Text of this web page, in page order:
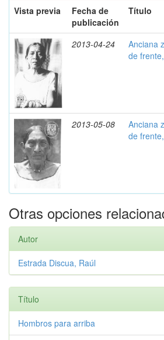
Vista previa
Fecha de
publicación
Título
2013-04-24
Anciana
de
2013-05-08
Anciana
de
Otras opciones
Autor
Estrada Discua, Raúl
Título
Hombros para arriba